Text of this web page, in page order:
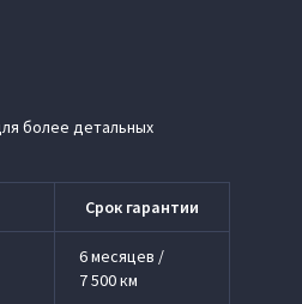
более детальных
Срок гарантии
6 месяцев /
7 500 км